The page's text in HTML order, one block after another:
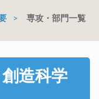
> 専攻・部門一覧
造科学